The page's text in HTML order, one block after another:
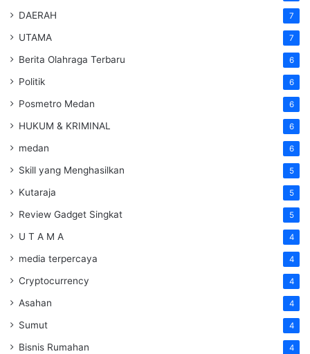
DAERAH 7
UTAMA 7
Berita Olahraga Terbaru 6
Politik 6
Posmetro Medan 6
HUKUM & KRIMINAL 6
medan 6
Skill yang Menghasilkan 5
Kutaraja 5
Review Gadget Singkat 5
U T A M A 4
media terpercaya 4
Cryptocurrency 4
Asahan 4
Sumut 4
Bisnis Rumahan 4